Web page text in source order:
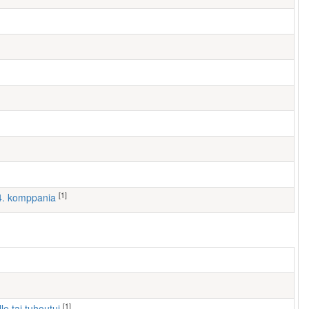
komppania [1]
[1]